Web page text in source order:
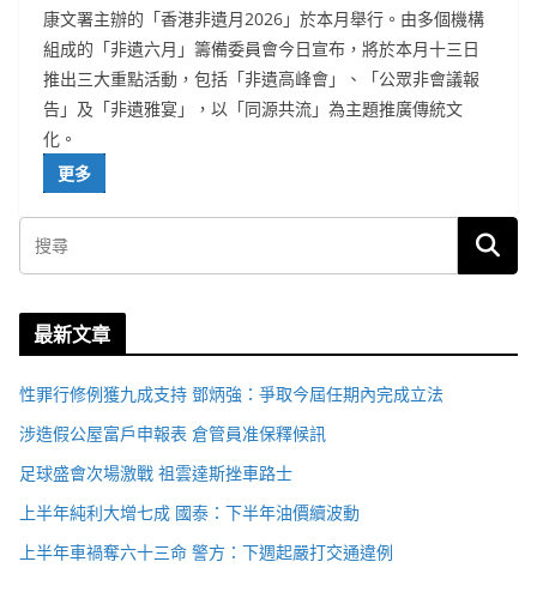
康文署主辦的「香港非遺月2026」於本月舉行。由多個機構
組成的「非遺六月」籌備委員會今日宣布，將於本月十三日
推出三大重點活動，包括「非遺高峰會」、「公眾非會議報
告」及「非遺雅宴」，以「同源共流」為主題推廣傳統文
化。
更多
最新文章
性罪行修例獲九成支持 鄧炳強：爭取今屆任期內完成立法
涉造假公屋富戶申報表 倉管員准保釋候訊
足球盛會次場激戰 祖雲達斯挫車路士
上半年純利大增七成 國泰：下半年油價續波動
上半年車禍奪六十三命 警方：下週起嚴打交通違例